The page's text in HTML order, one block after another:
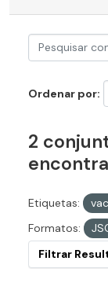
Ordenar por
2
Etiquetas:
Formatos:
Filtrar